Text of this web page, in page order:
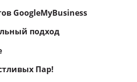
GoogleMyBusiness
подход
Пар!